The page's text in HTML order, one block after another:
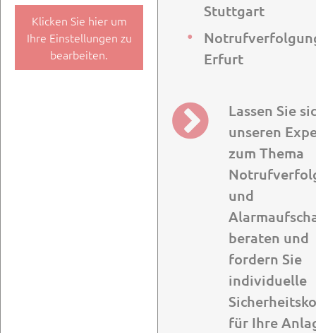
Stuttgart
Erfurt
Lassen Sie
unseren
zum Thema
und
beraten und
fordern Sie
individuelle
für Ihre
Klicken Sie hier um
Ihre Einstellungen zu
bearbeiten.